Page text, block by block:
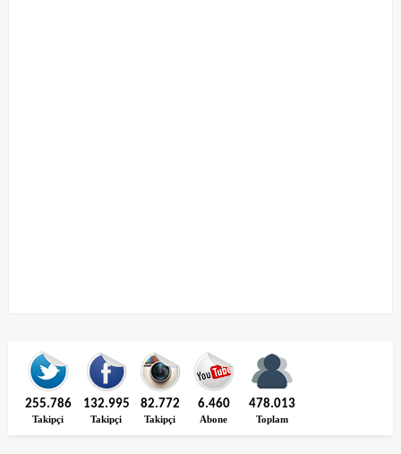
255.786
Takipçi
132.995
Takipçi
82.772
Takipçi
6.460
Abone
478.013
Toplam